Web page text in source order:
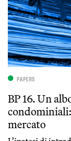
PAPERS
BP 16. Un
mercato